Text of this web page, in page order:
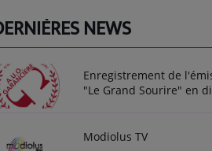
NEWS
Enregistrement de
"Le Grand Sourire" en
Modiolus TV